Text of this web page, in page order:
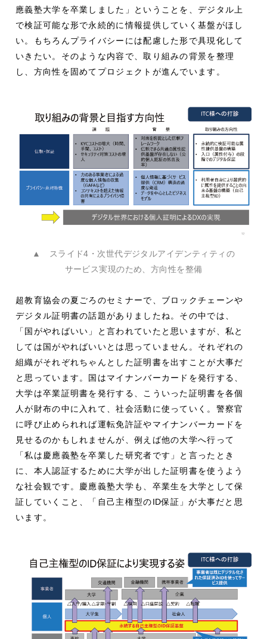
應義塾大学を卒業しました」ということを、デジタル上
で検証可能な形で永続的に情報提供していく基盤がほし
い。もちろんプライバシーには配慮した形で具現化して
いきたい。そのような内容で、取り組みの背景を整理
し、方向性を固めてプロジェクトが進んでいます。
▲ スライド4・次世代デジタルアイデンティティの
サービス実現のため、方向性を整備
超教育協会の夏ごろのセミナーで、ブロックチェーンや
デジタル証明書の話題がありましたね。その中では、
「国がやればいい」と言われていたと思いますが、私と
しては国がやればいいとは思っていません。それぞれの
組織がそれぞれちゃんとした証明書を出すことが大事だ
と思っています。国はマイナンバーカードを発行する、
大学は卒業証明書を発行する、こういった証明書を各個
人が財布の中に入れて、社会活動に使っていく。警察官
に呼び止められれば運転免許証やマイナンバーカードを
見せるのかもしれませんが、例えば他の大学へ行って
「私は慶應義塾を卒業した研究者です」と言ったとき
に、本人認証するために大学が出した証明書を使うよう
な社会観です。慶應義塾大学も、卒業生を大学として保
証していくこと、「自己主権型のID保証」が大事だと思
います。